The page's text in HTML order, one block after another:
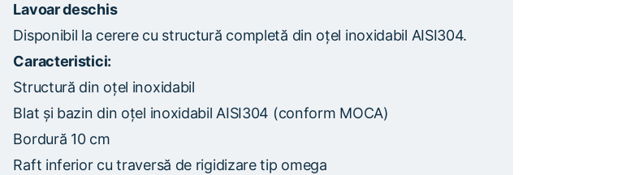
Lavoar deschis
Disponibil la cerere cu structură completă din oțel inoxidabil AISI304.
Caracteristici:
Structură din oțel inoxidabil
Blat și bazin din oțel inoxidabil AISI304 (conform MOCA)
Bordură 10 cm
Raft inferior cu traversă de rigidizare tip omega